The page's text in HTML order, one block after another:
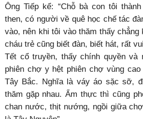
Văn Tiếp. Rằng thì người Tày chịu
Nguyên đất đai trù phú, tươi tốt nên
giả hơn. Ông vào nhiều lần và tận
gia đình đã xây nhà cửa khang
Và điều vui nhất là bà con người
mất gốc, vẫn duy trì đàn tính và điệu
ông Tiếp “vào tận đó mấy chục năm
ngoài này”.
Ông Tiếp kể: “Chỗ bà con tôi